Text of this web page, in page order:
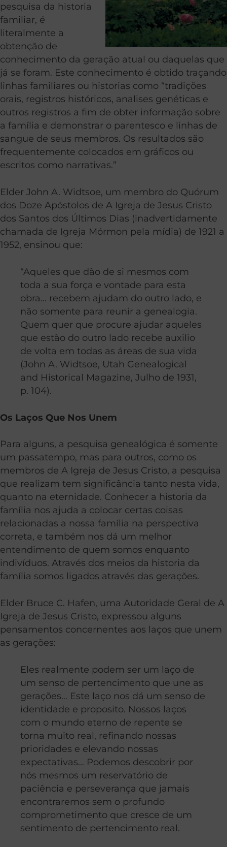
pesquisa da historia
familiar, é
literalmente a
obtenção de
conhecimento da geração atual ou daquelas que
já se foram. Este conhecimento é obtido traçando
linhas familiares ou historias como “tradições
orais, registros históricos, analises genéticas e
outros registros a fim de obter informação sobre
a família e demonstrar o parentesco e linhas de
sangue de seus membros. Os resultados são
frequentemente colocados em gráficos ou
escritos como narrativas.”
Elder John A. Widtsoe, um membro do Quórum
dos Doze Apóstolos de A Igreja de Jesus Cristo
dos Santos dos Últimos Dias (inadvertidamente
chamada de Igreja Mórmon pela mídia) de 1921 a
1952, ensinou que:
“Aqueles que dão de si mesmos com
toda a sua força e vontade para esta
obra… recebem ajudam do outro lado, e
não somente para reunir a genealogia.
Quem quer que procure ajudar aqueles
que estão do outro lado recebe auxilio
de volta em todas as áreas de sua vida
(John A. Widtsoe, Utah Genealogical
and Historical Magazine, Julho de 1931,
p. 104).
Os Laços Que Nos Unem
Para alguns, a pesquisa genealógica é somente
um passatempo, mas para outros, como os
membros de A Igreja de Jesus Cristo, a pesquisa
que realizam tem significância tanto nesta vida,
quanto na eternidade. Conhecer a historia da
família nos ajuda a colocar certas coisas
relacionadas a nossa família na perspectiva
correta, e também nos dá um melhor
entendimento de quem somos enquanto
indivíduos. Através dos meios da historia da
família somos ligados através das gerações.
Elder Bruce C. Hafen, uma Autoridade Geral de A
Igreja de Jesus Cristo, expressou alguns
pensamentos concernentes aos laços que unem
as gerações:
Eles realmente podem ser um laço de
um senso de pertencimento que une as
gerações… Este laço nos dá um senso de
identidade e proposito. Nossos laços
com o mundo eterno de repente se
torna muito real, refinando nossas
prioridades e elevando nossas
expectativas… Podemos descobrir por
nós mesmos um reservatório de
paciência e perseverança que jamais
encontraremos sem o profundo
comprometimento que cresce de um
sentimento de pertencimento real.